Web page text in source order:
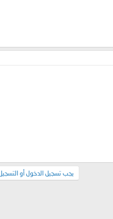
يجب تسجيل الدخول أو